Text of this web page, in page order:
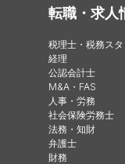
転職・求人
税理士・税務スタ
経理
公認会計士
M&A・FAS
人事・労務
社会保険労務士
法務・知財
弁護士
財務